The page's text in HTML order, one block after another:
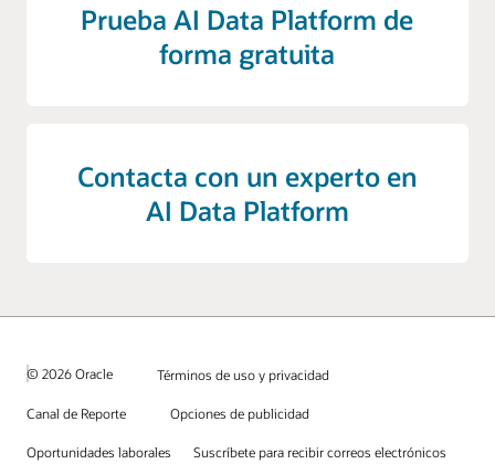
Prueba AI Data Platform de
forma gratuita
Contacta con un experto en
AI Data Platform
© 2026 Oracle Términos de uso y privacidad
Canal de Reporte Opciones de publicidad
Oportunidades laborales Suscríbete para recibir correos electrónicos